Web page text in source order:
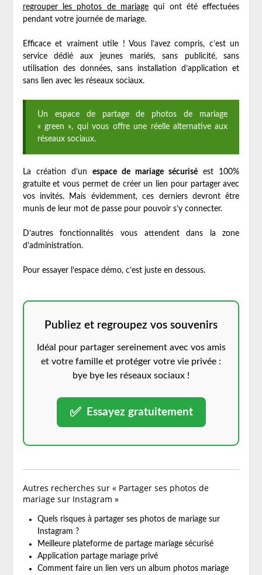
regrouper les photos de mariage qui ont été effectuées
pendant votre journée de mariage.
Efficace et vraiment utile ! Vous l’avez compris, c’est un
service dédié aux jeunes mariés, sans publicité, sans
utilisation des données, sans installation d’application et
sans lien avec les réseaux sociaux.
Un espace de partage de photos de mariage
« green », qui vous offre une réelle alternative aux
réseaux sociaux.
La création d’un espace de mariage sécurisé est 100%
gratuite et vous permet de créer un lien pour partager avec
vos invités. Mais évidemment, ces derniers devront être
munis de leur mot de passe pour pouvoir s’y connecter.
D’autres fonctionnalités vous attendent dans la zone
d’administration.
Pour essayer l’espace démo, c’est juste en dessous.
Publiez et regroupez vos souvenirs
Idéal pour partager sereinement avec vos amis
et votre famille et protéger votre vie privée :
bye bye les réseaux sociaux !
✅ Essayez gratuitement
Autres recherches sur « Partager ses photos de
mariage sur Instagram »
Quels risques à partager ses photos de mariage sur
Instagram ?
Meilleure plateforme de partage mariage sécurisé
Application partage mariage privé
Comment faire un lien vers un album photos mariage